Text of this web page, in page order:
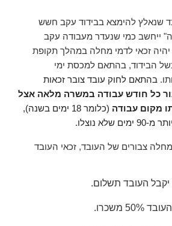
שנאלץ להימצא בבידוד עקב חשש
" ייחשב כמי שנעדר מעבודה עקב
זכאי לדמי מחלה במהלך תקופת
הבידוד, בהתאם למכסת ימי
. בהתאם לחוק עובד צובר זכאות
כל חודש עבודה במשרה מלאה אצל
מקום עבודה
(כלומר 18 ימים בשנה),
שלא נוצלו
.
מחלה צבורים של העובד, זכאי העובד
יקבל העובד תשלום.
משכרו .